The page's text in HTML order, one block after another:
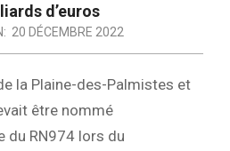
d’euros
20 DÉCEMBRE 2022
la Plaine-des-Palmistes et
être nommé
du RN974 lors du